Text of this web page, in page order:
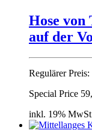
Hose
auf der
Regulärer Preis:
Special Price
inkl. 19%